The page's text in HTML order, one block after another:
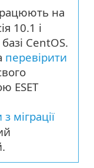
на
10.1 і
CentOS.
перевірити
ESET
міграції